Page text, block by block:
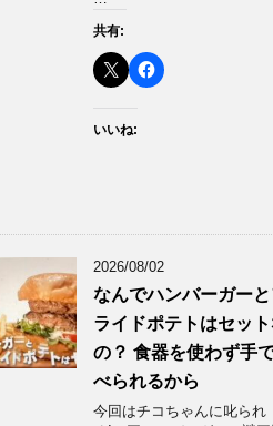
共有:
いいね:
2026/08/02
なんでハンバーガーと
ライドポテトはセッ
の？ 食器を使わず手
べられるから
今回はチコちゃんに叱られ